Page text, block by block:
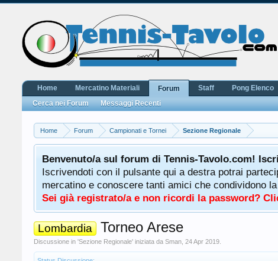
Home Forum Campionati e Tornei Sezione Regionale
Benvenuto/a sul forum di Tennis-Tavolo.com!
Iscrivendoti con il pulsante qui a destra potrai
mercatino e conoscere tanti amici che condividono
Sei già registrato/a e non ricordi la password?
Lombardia Torneo Arese
Discussione in 'Sezione Regionale' iniziata da Sman 24 Apr 2019
Home Mercatino Materiali
Forum
Cerca nei Forum
Messaggi Recenti
Staff Pong Elenco